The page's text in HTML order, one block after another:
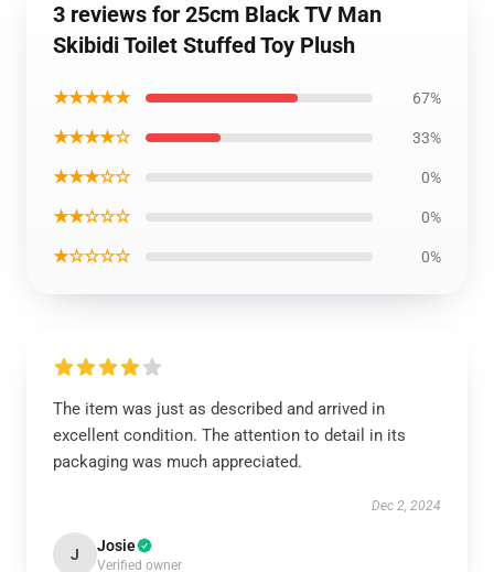
3 reviews for 25cm Black TV Man
Skibidi Toilet Stuffed Toy Plush
★★★★★ 67%
★★★★☆ 33%
★★★☆☆ 0%
★★☆☆☆ 0%
★☆☆☆☆ 0%
The item was just as described and arrived in
excellent condition. The attention to detail in its
packaging was much appreciated.
Dec 2, 2024
J Josie
Verified owner